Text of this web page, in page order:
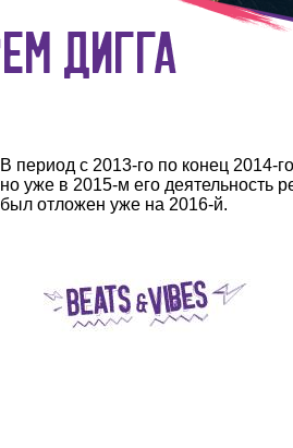
В период с 2013-го по конец 2014-
но уже в 2015-м его деятельность
был отложен уже на 2016-й.